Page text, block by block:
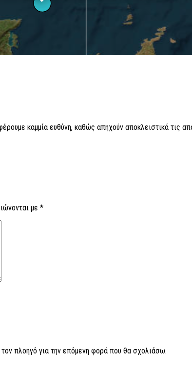
καμμία ευθύνη, καθώς απηχούν αποκλειστικά τις
με *
πλοηγό για την επόμενη φορά που θα σχολιάσω.